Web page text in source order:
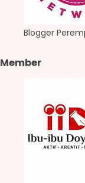
Blogger
Member